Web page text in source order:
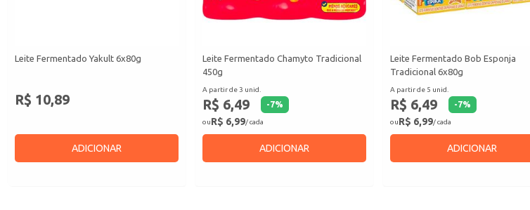
Leite Fermentado Yakult 6x80g
R$ 10,89
ADICIONAR
Leite Fermentado Chamyto Tradicional
450g
A partir de 3 unid.
R$ 6,49 -7%
ouR$ 6,99/ cada
ADICIONAR
Leite Fermentado Bob Esponja
Tradicional 6x80g
A partir de 5 unid.
R$ 6,49 -7%
ouR$ 6,99/ cada
ADICIONAR